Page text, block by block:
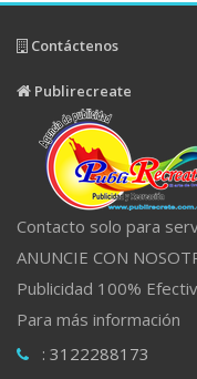
Contáctenos
Publirecreate
Contacto solo para
ANUNCIE CON
Publicidad 100%
Para más información
: 3122288173